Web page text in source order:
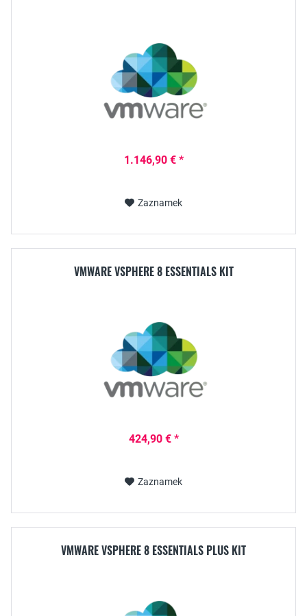
1.146,90 € *
Zaznamek
VMWARE VSPHERE 8 ESSENTIALS KIT
424,90 € *
Zaznamek
VMWARE VSPHERE 8 ESSENTIALS PLUS KIT